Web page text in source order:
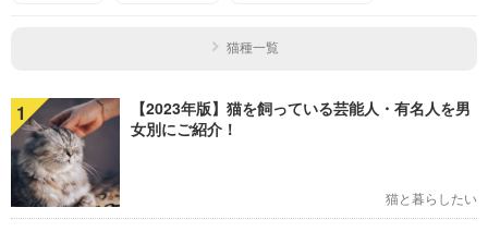
猫種一覧
1
【2023年版】猫を飼っている芸能人・有名人を男
女別にご紹介！
猫と暮らしたい